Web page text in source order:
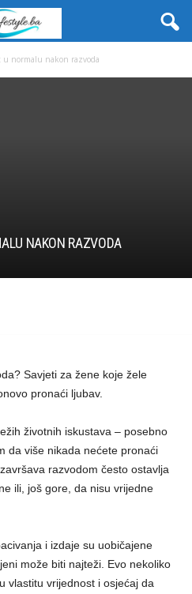
u normalu nakon razvoda
NAKON RAZVODA
Savjeti za žene koje žele
pronaći ljubav.
životnih iskustava – posebno
da više nikada nećete pronaći
razvodom često ostavlja
ili, još gore, da nisu vrijedne
i izdaje su uobičajene
može biti najteži. Evo nekoliko
vlastitu vrijednost i osjećaj da